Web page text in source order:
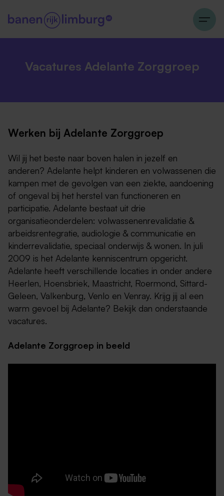
Vacatures Adelante Zorggroep
Werken bij Adelante Zorggroep
Wil jij het beste naar boven halen in jezelf en
anderen? Adelante helpt kinderen en volwassenen die
kampen met de gevolgen van een ziekte, aandoening
of ongeval bij het herstel van functioneren en
participatie. Adelante bestaat uit drie
organisatieonderdelen: volwassenenrevalidatie &
arbeidsrentegratie, audiologie & communicatie en
kinderrevalidatie, speciaal onderwijs & wonen. In juli
2009 is het Adelante kenniscentrum opgericht.
Adelante heeft verschillende locaties in onder andere
Heerlen, Hoensbriek, Maastricht, Roermond, Sittard-
Geleen, Valkenburg, Venlo en Venray. Krijg jij al een
warm gevoel bij Adelante? Bekijk dan onderstaande
vacatures.
Adelante Zorggroep in beeld